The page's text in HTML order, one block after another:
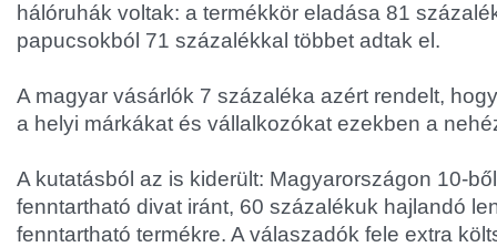
hálóruhák voltak: a termékkör eladása 81
papucsokból 71 százalékkal többet adtak el.
A magyar vásárlók 7 százaléka azért rendelt,
a helyi márkákat és vállalkozókat ezekben a
A kutatásból az is kiderült: Magyarországon 10-
fenntartható divat iránt, 60 százalékuk hajlandó
fenntartható termékre. A válaszadók fele extra